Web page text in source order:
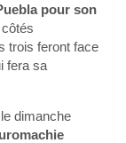
pour son
trois feront face
fera sa
dimanche